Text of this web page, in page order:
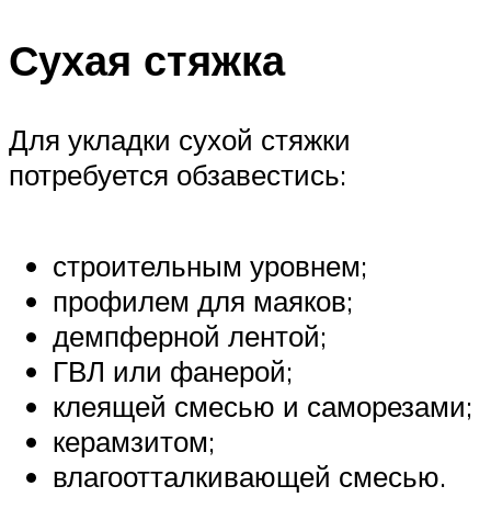
Сухая стяжка
Для укладки сухой стяжки
потребуется обзавестись:
строительным уровнем;
профилем для маяков;
демпферной лентой;
ГВЛ или фанерой;
клеящей смесью и саморезами;
керамзитом;
влагоотталкивающей смесью.